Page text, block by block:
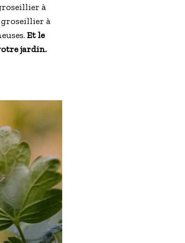
à
groseillier à
Et le
jardin.